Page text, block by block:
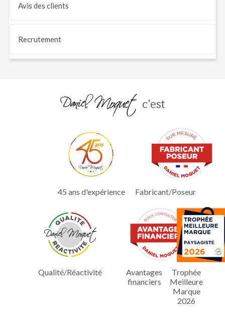
Avis des clients
Recrutement
c'est
45 ans d'expérience Fabricant/Poseur
Qualité/Réactivité
Avantages
financiers
Trophée
Meilleure
Marque
2026